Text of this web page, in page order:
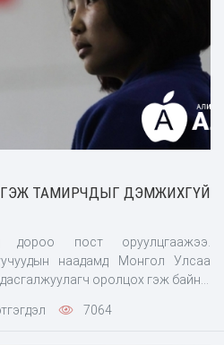
ТАМИРЧДЫГ ДЭМЖИХГҮЙ
пост оруулцгаажээ.
наадамд Монгол Улсаа
оролцох гэж байна.
шадар сайд Н.Учрал болон
7064